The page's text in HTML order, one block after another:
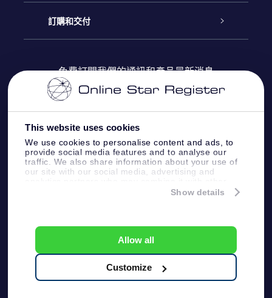
This website uses cookies
We use cookies to personalise content and ads, to
provide social media features and to analyse our
traffic. We also share information about your use of
our site with our social media, advertising and
information that you’ve provided to them or that
Show details
Allow all
Customize
博客
評論
OSR禮物包
OSR 禮物卡
公司禮品
星星注册
個性化的Star Page
One Million Stars
OSR Starsaver
訂購和交付
付款資訊
配送信息
退貨政策
免費訂閱我們的通訊和產品最新消息
客戶服務:help@osr.org
KVK: 60333553, VAT: NL 8538.62.722B01
One Million Stars
一般條款和條件
隱私政策和免責聲明